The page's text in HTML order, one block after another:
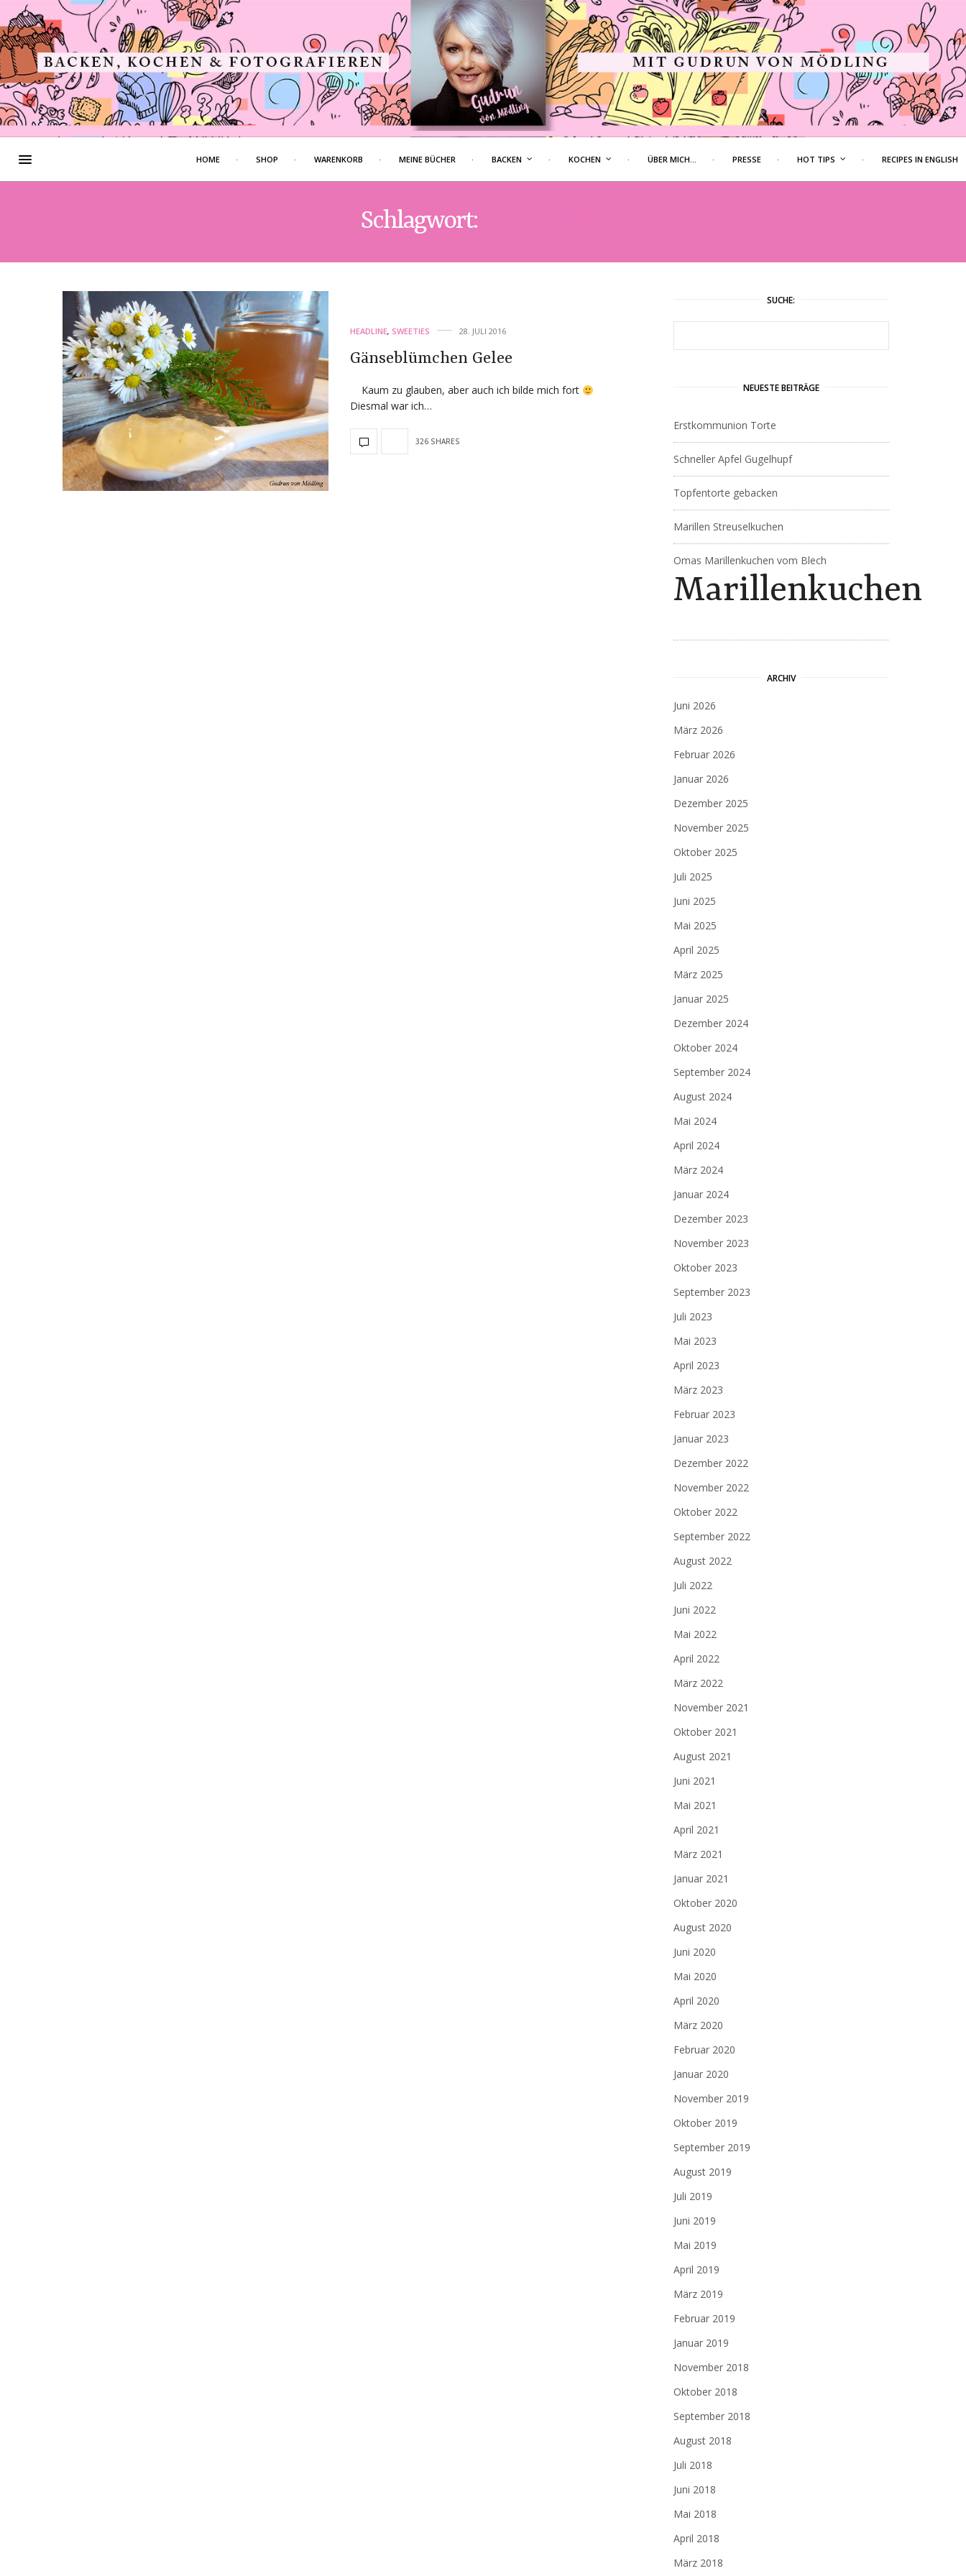
HOME SHOP WARENKORB MEINE BÜCHER BACKEN KOCHEN ÜBER MICH… PRESSE HOT TIPS RECIPES IN ENGLISH
Schlagwort:
HEADLINE, SWEETIES 28. JULI 2016
Gänseblümchen Gelee
Kaum zu glauben, aber auch ich bilde mich fort
Diesmal war ich…
326 SHARES
SUCHE:
NEUESTE BEITRÄGE
Erstkommunion Torte
Schneller Apfel Gugelhupf
Topfentorte gebacken
Marillen Streuselkuchen
Omas Marillenkuchen vom Blech
Marillenkuchen
ARCHIV
Juni 2026
März 2026
Februar 2026
Januar 2026
Dezember 2025
November 2025
Oktober 2025
Juli 2025
Juni 2025
Mai 2025
April 2025
März 2025
Januar 2025
Dezember 2024
Oktober 2024
September 2024
August 2024
Mai 2024
April 2024
März 2024
Januar 2024
Dezember 2023
November 2023
Oktober 2023
September 2023
Juli 2023
Mai 2023
April 2023
März 2023
Februar 2023
Januar 2023
Dezember 2022
November 2022
Oktober 2022
September 2022
August 2022
Juli 2022
Juni 2022
Mai 2022
April 2022
März 2022
November 2021
Oktober 2021
August 2021
Juni 2021
Mai 2021
April 2021
März 2021
Januar 2021
Oktober 2020
August 2020
Juni 2020
Mai 2020
April 2020
März 2020
Februar 2020
Januar 2020
November 2019
Oktober 2019
September 2019
August 2019
Juli 2019
Juni 2019
Mai 2019
April 2019
März 2019
Februar 2019
Januar 2019
November 2018
Oktober 2018
September 2018
August 2018
Juli 2018
Juni 2018
Mai 2018
April 2018
März 2018